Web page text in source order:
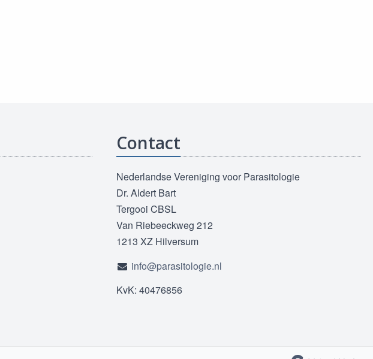
Contact
Nederlandse Vereniging voor Parasitologie
Dr. Aldert Bart
Tergooi CBSL
Van Riebeeckweg 212
1213 XZ Hilversum
info@parasitologie.nl
KvK: 40476856